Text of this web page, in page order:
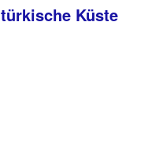
türkische Küste